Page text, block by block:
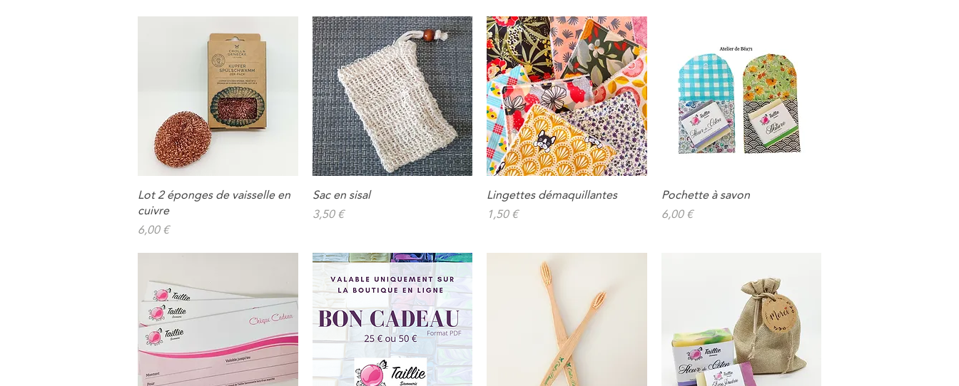
Aperçu rapide
Lot 2 éponges de vaisselle en
cuivre
Prix
6,00 €
Aperçu rapide
Sac en sisal
Prix
3,50 €
Aperçu rapide
Lingettes démaquillantes
Prix
1,50 €
Aperçu rapide
Pochette à savon
Prix
6,00 €